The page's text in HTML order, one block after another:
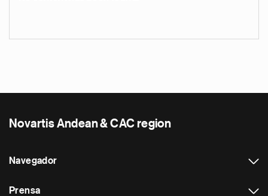
Novartis Andean & CAC region
Navegador
Prensa